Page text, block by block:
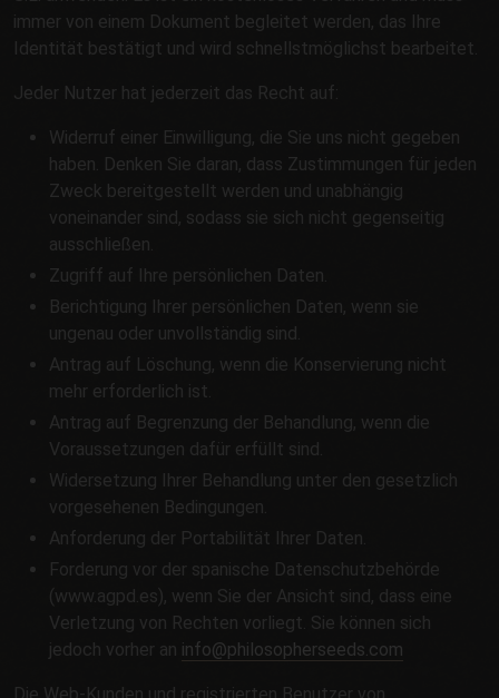
immer von einem Dokument begleitet werden, das Ihre
Identität bestätigt und wird schnellstmöglichst bearbeitet.
Jeder Nutzer hat jederzeit das Recht auf:
Widerruf einer Einwilligung, die Sie uns nicht gegeben
haben. Denken Sie daran, dass Zustimmungen für jeden
Zweck bereitgestellt werden und unabhängig
voneinander sind, sodass sie sich nicht gegenseitig
ausschließen.
Zugriff auf Ihre persönlichen Daten.
Berichtigung Ihrer persönlichen Daten, wenn sie
ungenau oder unvollständig sind.
Antrag auf Löschung, wenn die Konservierung nicht
mehr erforderlich ist.
Antrag auf Begrenzung der Behandlung, wenn die
Voraussetzungen dafür erfüllt sind.
Widersetzung Ihrer Behandlung unter den gesetzlich
vorgesehenen Bedingungen.
Anforderung der Portabilität Ihrer Daten.
Forderung vor der spanische Datenschutzbehörde
(www.agpd.es), wenn Sie der Ansicht sind, dass eine
Verletzung von Rechten vorliegt. Sie können sich
jedoch vorher an info@philosopherseeds.com